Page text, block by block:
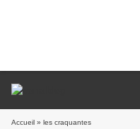
Accueil » les craquantes